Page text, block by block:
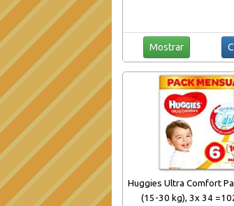
Mostrar
Huggies Ultra Comfort
(15-30 kg), 3x 34